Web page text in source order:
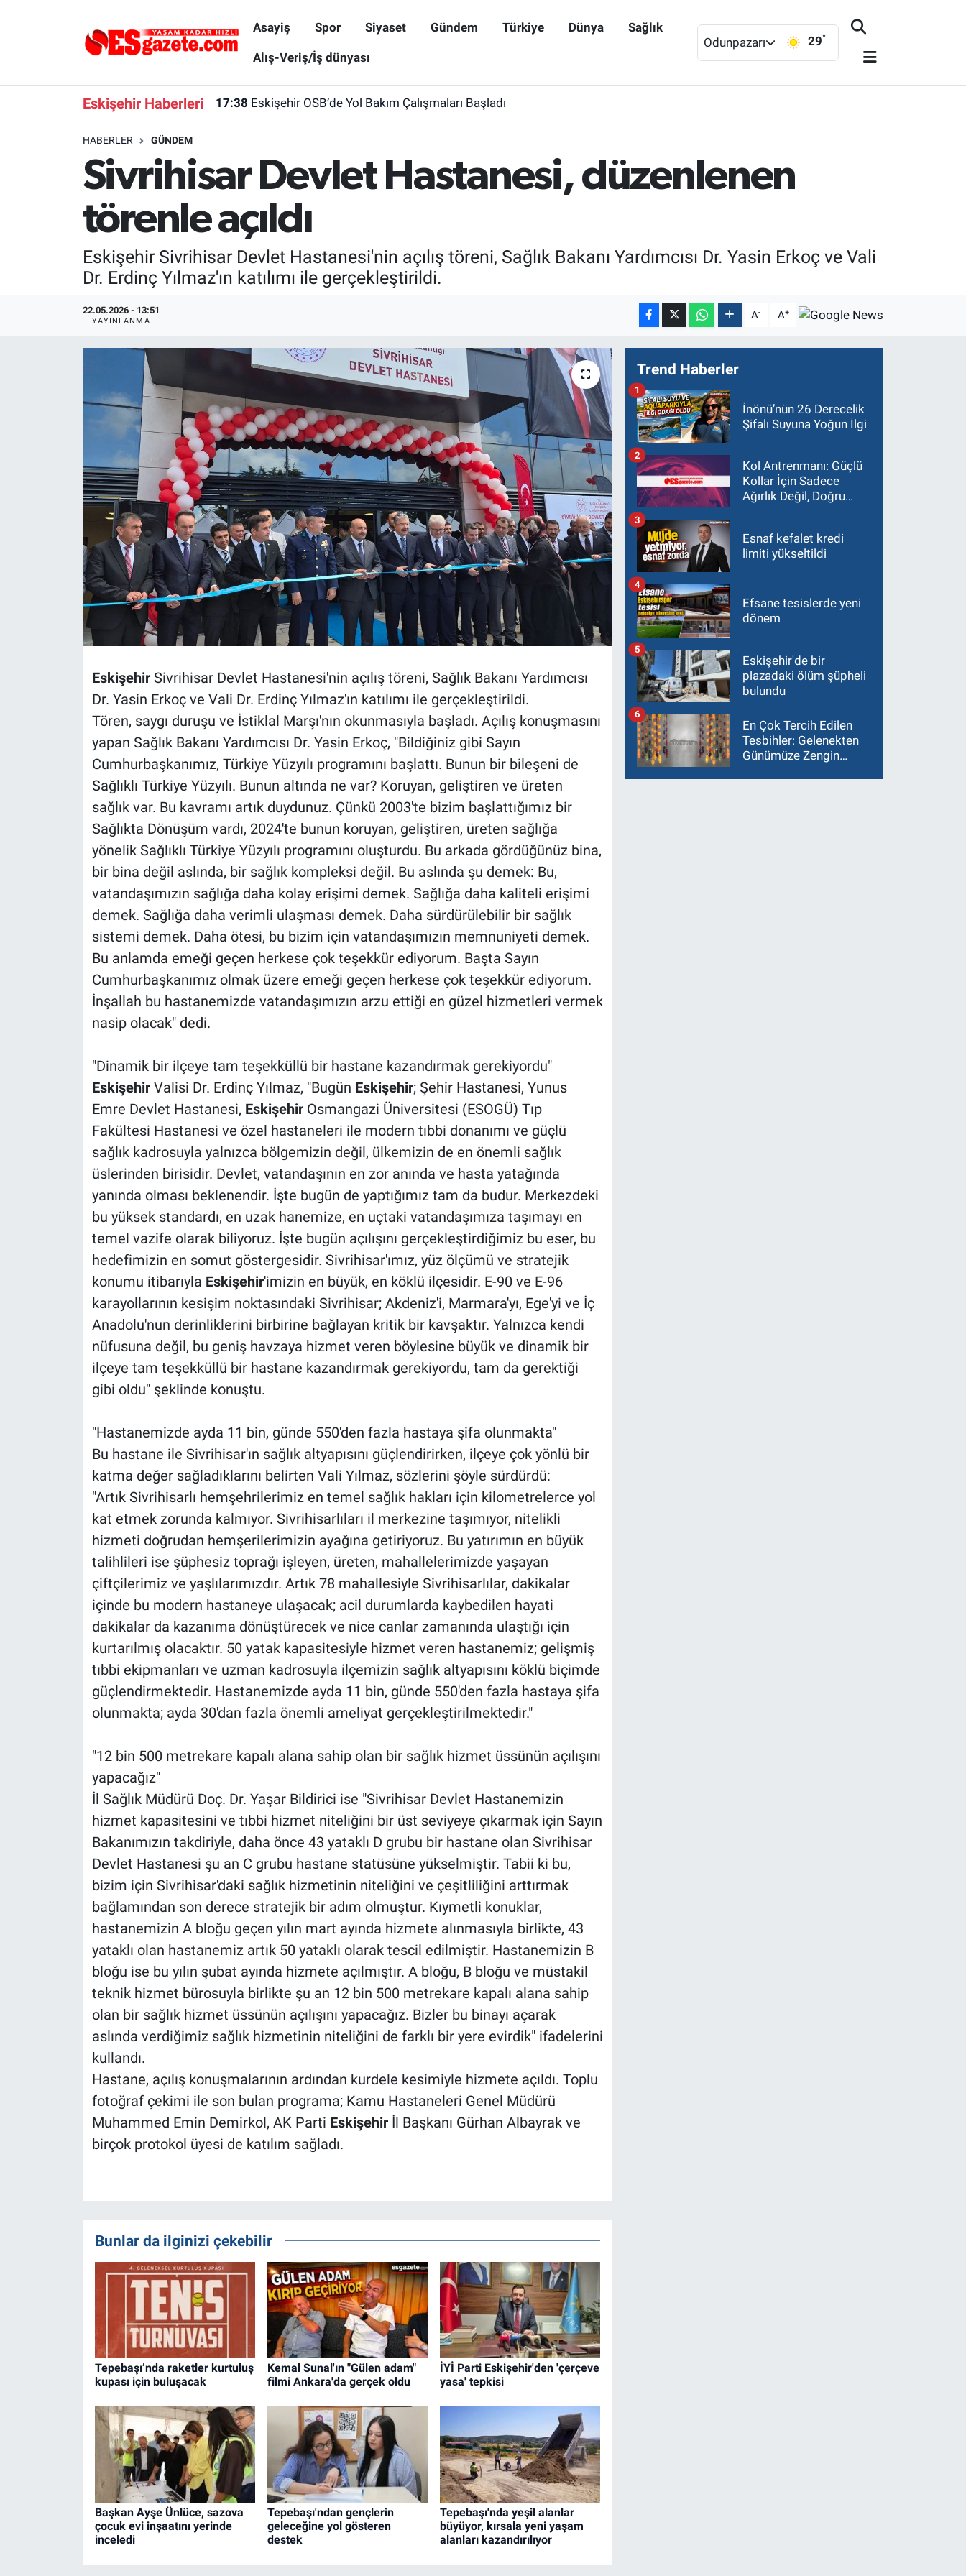
Asayiş Spor Siyaset Gündem Türkiye Dünya Sağlık
Alış-Veriş/İş dünyası
Odunpazarı 29°
Eskişehir Haberleri 17:38 Eskişehir OSB’de Yol Bakım Çalışmaları Başladı
HABERLER GÜNDEM
Sivrihisar Devlet Hastanesi, düzenlenen
törenle açıldı
Eskişehir Sivrihisar Devlet Hastanesi'nin açılış töreni, Sağlık Bakanı Yardımcısı Dr. Yasin Erkoç ve Vali
Dr. Erdinç Yılmaz'ın katılımı ile gerçekleştirildi.
22.05.2026 - 13:51
YAYINLANMA A- A+
EskişehirSivrihisar Devlet Hastanesi'nin açılış töreni, Sağlık Bakanı Yardımcısı
Dr. Yasin Erkoç ve Vali Dr. Erdinç Yılmaz'ın katılımı ile gerçekleştirildi.
Tören, saygı duruşu ve İstiklal Marşı'nın okunmasıyla başladı. Açılış konuşmasını
yapan Sağlık Bakanı Yardımcısı Dr. Yasin Erkoç, "Bildiğiniz gibi Sayın
Cumhurbaşkanımız, Türkiye Yüzyılı programını başlattı. Bunun bir bileşeni de
Sağlıklı Türkiye Yüzyılı. Bunun altında ne var? Koruyan, geliştiren ve üreten
sağlık var. Bu kavramı artık duydunuz. Çünkü 2003'te bizim başlattığımız bir
Sağlıkta Dönüşüm vardı, 2024'te bunun koruyan, geliştiren, üreten sağlığa
yönelik Sağlıklı Türkiye Yüzyılı programını oluşturdu. Bu arkada gördüğünüz bina,
bir bina değil aslında, bir sağlık kompleksi değil. Bu aslında şu demek: Bu,
vatandaşımızın sağlığa daha kolay erişimi demek. Sağlığa daha kaliteli erişimi
demek. Sağlığa daha verimli ulaşması demek. Daha sürdürülebilir bir sağlık
sistemi demek. Daha ötesi, bu bizim için vatandaşımızın memnuniyeti demek.
Bu anlamda emeği geçen herkese çok teşekkür ediyorum. Başta Sayın
Cumhurbaşkanımız olmak üzere emeği geçen herkese çok teşekkür ediyorum.
İnşallah bu hastanemizde vatandaşımızın arzu ettiği en güzel hizmetleri vermek
nasip olacak" dedi.
"Dinamik bir ilçeye tam teşekküllü bir hastane kazandırmak gerekiyordu"
EskişehirValisi Dr. Erdinç Yılmaz, "Bugün Eskişehir; Şehir Hastanesi, Yunus
Emre Devlet Hastanesi, EskişehirOsmangazi Üniversitesi (ESOGÜ) Tıp
Fakültesi Hastanesi ve özel hastaneleri ile modern tıbbi donanımı ve güçlü
sağlık kadrosuyla yalnızca bölgemizin değil, ülkemizin de en önemli sağlık
üslerinden birisidir. Devlet, vatandaşının en zor anında ve hasta yatağında
yanında olması beklenendir. İşte bugün de yaptığımız tam da budur. Merkezdeki
bu yüksek standardı, en uzak hanemize, en uçtaki vatandaşımıza taşımayı en
temel vazife olarak biliyoruz. İşte bugün açılışını gerçekleştirdiğimiz bu eser, bu
hedefimizin en somut göstergesidir. Sivrihisar'ımız, yüz ölçümü ve stratejik
konumu itibarıyla Eskişehir'imizin en büyük, en köklü ilçesidir. E-90 ve E-96
karayollarının kesişim noktasındaki Sivrihisar; Akdeniz'i, Marmara'yı, Ege'yi ve İç
Anadolu'nun derinliklerini birbirine bağlayan kritik bir kavşaktır. Yalnızca kendi
nüfusuna değil, bu geniş havzaya hizmet veren böylesine büyük ve dinamik bir
ilçeye tam teşekküllü bir hastane kazandırmak gerekiyordu, tam da gerektiği
gibi oldu" şeklinde konuştu.
"Hastanemizde ayda 11 bin, günde 550'den fazla hastaya şifa olunmakta"
Bu hastane ile Sivrihisar'ın sağlık altyapısını güçlendirirken, ilçeye çok yönlü bir
katma değer sağladıklarını belirten Vali Yılmaz, sözlerini şöyle sürdürdü:
"Artık Sivrihisarlı hemşehrilerimiz en temel sağlık hakları için kilometrelerce yol
kat etmek zorunda kalmıyor. Sivrihisarlıları il merkezine taşımıyor, nitelikli
hizmeti doğrudan hemşerilerimizin ayağına getiriyoruz. Bu yatırımın en büyük
talihlileri ise şüphesiz toprağı işleyen, üreten, mahallelerimizde yaşayan
çiftçilerimiz ve yaşlılarımızdır. Artık 78 mahallesiyle Sivrihisarlılar, dakikalar
içinde bu modern hastaneye ulaşacak; acil durumlarda kaybedilen hayati
dakikalar da kazanıma dönüştürecek ve nice canlar zamanında ulaştığı için
kurtarılmış olacaktır. 50 yatak kapasitesiyle hizmet veren hastanemiz; gelişmiş
tıbbi ekipmanları ve uzman kadrosuyla ilçemizin sağlık altyapısını köklü biçimde
güçlendirmektedir. Hastanemizde ayda 11 bin, günde 550'den fazla hastaya şifa
olunmakta; ayda 30'dan fazla önemli ameliyat gerçekleştirilmektedir."
"12 bin 500 metrekare kapalı alana sahip olan bir sağlık hizmet üssünün açılışını
yapacağız"
İl Sağlık Müdürü Doç. Dr. Yaşar Bildirici ise "Sivrihisar Devlet Hastanemizin
hizmet kapasitesini ve tıbbi hizmet niteliğini bir üst seviyeye çıkarmak için Sayın
Bakanımızın takdiriyle, daha önce 43 yataklı D grubu bir hastane olan Sivrihisar
Devlet Hastanesi şu an C grubu hastane statüsüne yükselmiştir. Tabii ki bu,
bizim için Sivrihisar'daki sağlık hizmetinin niteliğini ve çeşitliliğini arttırmak
bağlamından son derece stratejik bir adım olmuştur. Kıymetli konuklar,
hastanemizin A bloğu geçen yılın mart ayında hizmete alınmasıyla birlikte, 43
yataklı olan hastanemiz artık 50 yataklı olarak tescil edilmiştir. Hastanemizin B
bloğu ise bu yılın şubat ayında hizmete açılmıştır. A bloğu, B bloğu ve müstakil
teknik hizmet bürosuyla birlikte şu an 12 bin 500 metrekare kapalı alana sahip
olan bir sağlık hizmet üssünün açılışını yapacağız. Bizler bu binayı açarak
aslında verdiğimiz sağlık hizmetinin niteliğini de farklı bir yere evirdik" ifadelerini
kullandı.
Hastane, açılış konuşmalarının ardından kurdele kesimiyle hizmete açıldı. Toplu
fotoğraf çekimi ile son bulan programa; Kamu Hastaneleri Genel Müdürü
Muhammed Emin Demirkol, AK Parti Eskişehirİl Başkanı Gürhan Albayrak ve
birçok protokol üyesi de katılım sağladı.
Bunlar da ilginizi çekebilir
Tepebaşı’nda raketler kurtuluş
kupası için buluşacak
Kemal Sunal'ın "Gülen adam"
filmi Ankara'da gerçek oldu
İYİ Parti Eskişehir'den 'çerçeve
yasa' tepkisi
Başkan Ayşe Ünlüce, sazova
çocuk evi inşaatını yerinde
inceledi
Tepebaşı'ndan gençlerin
geleceğine yol gösteren
destek
Tepebaşı'nda yeşil alanlar
büyüyor, kırsala yeni yaşam
alanları kazandırılıyor
Trend Haberler
İnönü’nün 26 Derecelik
Şifalı Suyuna Yoğun İlgi
1
Kol Antrenmanı: Güçlü
Kollar İçin Sadece
Ağırlık Değil, Doğru
2
Esnaf kefalet kredi
limiti yükseltildi
3
Efsane tesislerde yeni
dönem
4
Eskişehir'de bir
plazadaki ölüm şüpheli
bulundu
5
En Çok Tercih Edilen
Tesbihler: Gelenekten
Günümüze Zengin
6
Gündem
Alış-Veriş/İş dünyası
Eskişehirspor Arşivi
Eskişehir Arşivi
Ekonomi
Kültür Sanat
Politika
Magazin
Bilim ve Teknoloji
Eskişehir Nöbetçi Eczaneler
Süper Lig Puan Durumu ve Fikstür
Tüm Manşetler
Haber Arşivi